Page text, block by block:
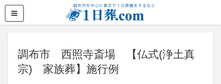
調布市 西照寺斎場 【仏式(浄土真
宗) 家族葬】施行例